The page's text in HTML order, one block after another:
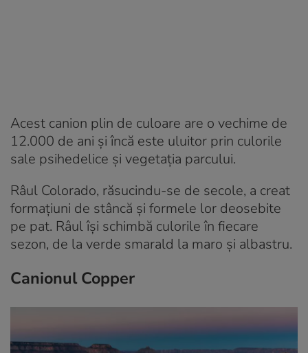
Acest canion plin de culoare are o vechime de
12.000 de ani și încă este uluitor prin culorile
sale psihedelice și vegetația parcului.
Râul Colorado, răsucindu-se de secole, a creat
formațiuni de stâncă și formele lor deosebite
pe pat. Râul își schimbă culorile în fiecare
sezon, de la verde smarald la maro și albastru.
Canionul Copper